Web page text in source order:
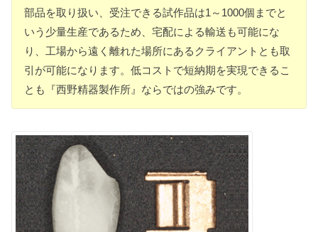
部品を取り扱い、受注できる試作品は1～1000個までと
いう少量生産であるため、宅配による輸送も可能にな
り、工場から遠く離れた場所にあるクライアントとも取
引が可能になります。低コストで短納期を実現できるこ
とも『西野精器製作所』ならではの強みです。